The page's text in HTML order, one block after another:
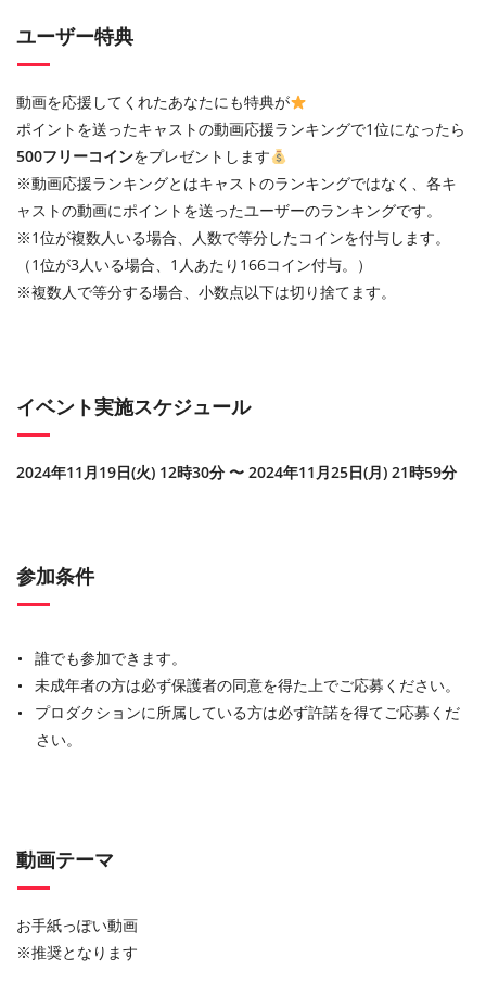
ユーザー特典
動画を応援してくれたあなたにも特典が
ポイントを送ったキャストの動画応援ランキングで1位になったら
500フリーコインをプレゼントします
※動画応援ランキングとはキャストのランキングではなく、各キ
ャストの動画にポイントを送ったユーザーのランキングです。
※1位が複数人いる場合、人数で等分したコインを付与します。
（1位が3人いる場合、1人あたり166コイン付与。）
※複数人で等分する場合、小数点以下は切り捨てます。
イベント実施スケジュール
2024年11月19日(火) 12時30分 〜 2024年11月25日(月) 21時59分
参加条件
誰でも参加できます。
未成年者の方は必ず保護者の同意を得た上でご応募ください。
プロダクションに所属している方は必ず許諾を得てご応募くだ
さい。
動画テーマ
お手紙っぽい動画
※推奨となります